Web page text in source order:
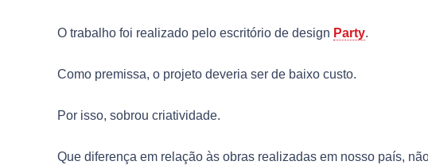
O trabalho foi realizado pelo escritório de design Party.
Como premissa, o projeto deveria ser de baixo custo.
Por isso, sobrou criatividade.
Que diferença em relação às obras realizadas em nosso país,